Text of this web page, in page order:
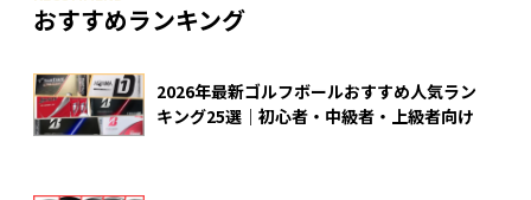
おすすめランキング
2026年最新ゴルフボールおすすめ人気ラン
キング25選｜初心者・中級者・上級者向け